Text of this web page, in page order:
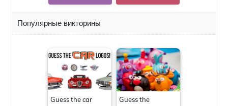
Популярные викторины
Guess the car
Guess the